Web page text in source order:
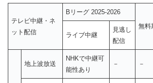
テレビ中継・ネ
ット配信
Bリーグ 2025-2026
無料
ライブ中継
見逃し
配信
地上波放送
NHKで中継可
能性あり
－ －